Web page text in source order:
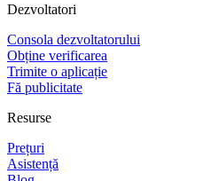
Dezvoltatori
Consola dezvoltatorului
Obține verificarea
Trimite o aplicație
Fă publicitate
Resurse
Prețuri
Asistență